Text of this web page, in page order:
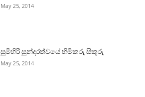
May 25, 2014
සුමිහිරි සුන්දරත්වයේ හිමිකරු සිකුරු
May 25, 2014